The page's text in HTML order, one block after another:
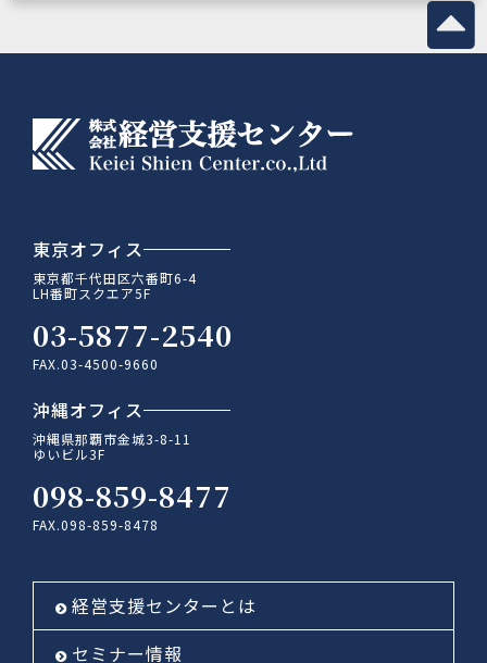
東京オフィス
東京都千代田区六番町6-4
LH番町スクエア5F
03-5877-2540
FAX.03-4500-9660
沖縄オフィス
沖縄県那覇市金城3-8-11
ゆいビル3F
098-859-8477
FAX.098-859-8478
経営支援センターとは
セミナー情報